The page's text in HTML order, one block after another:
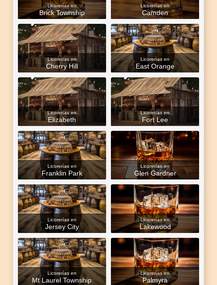
Licorerías en
Brick Township
Licorerías en
Camden
Licorerías en
Cherry Hill
Licorerías en
East Orange
Licorerías en
Elizabeth
Licorerías en
Fort Lee
Licorerías en
Franklin Park
Licorerías en
Glen Gardner
Licorerías en
Jersey City
Licorerías en
Lakewood
Licorerías en
Mt Laurel Township
Licorerías en
Palmyra